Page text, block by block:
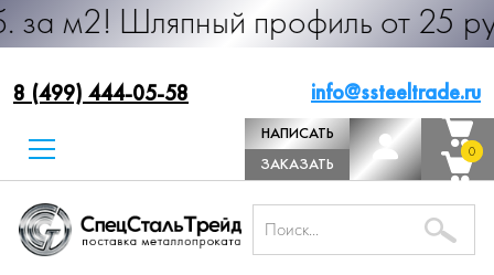
профиль от 25 руб. за
8 (499) 444-05-58 info@ssteeltrade.ru
НАПИСАТЬ
ДИРЕКТОРУ
ЗАКАЗАТЬ
ЗВОНОК
0
0